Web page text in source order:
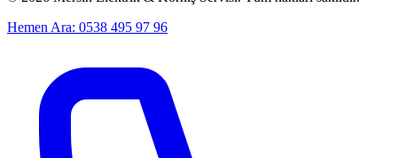
Hemen Ara: 0538 495 97 96